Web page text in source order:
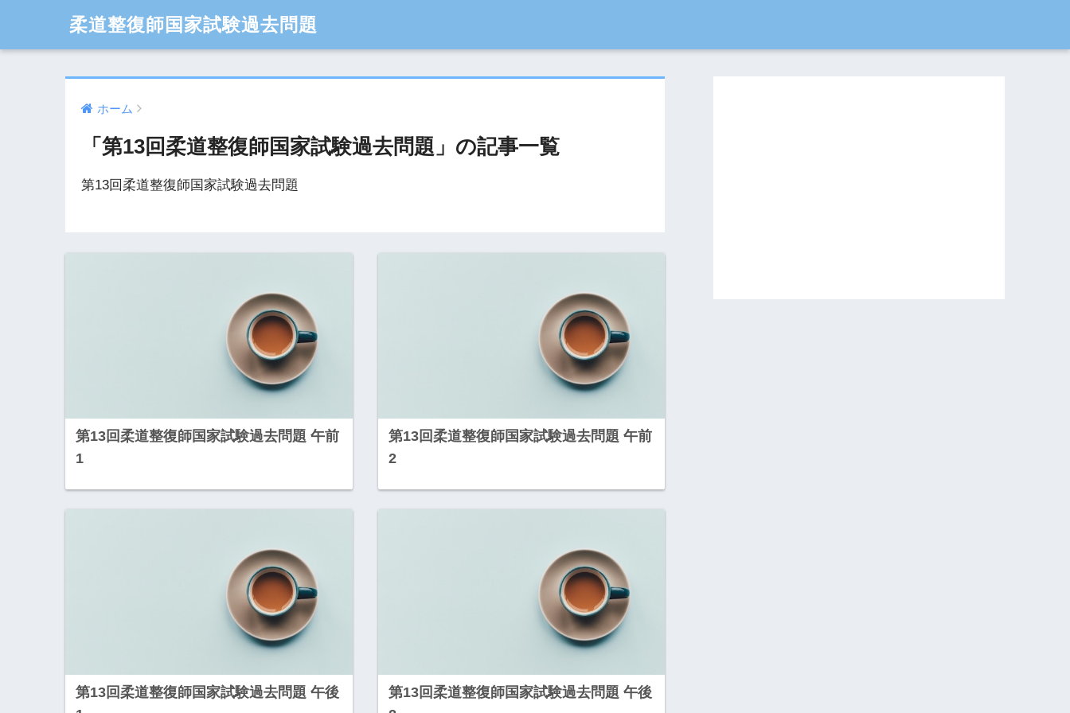
柔道整復師国家試験過去問題
ホーム
「第13回柔道整復師国家試験過去問題」の記事一覧
第13回柔道整復師国家試験過去問題
第13回柔道整復師国家試験過去問題 午前
1
第13回柔道整復師国家試験過去問題 午前
2
第13回柔道整復師国家試験過去問題 午後
第13回柔道整復師国家試験過去問題 午後